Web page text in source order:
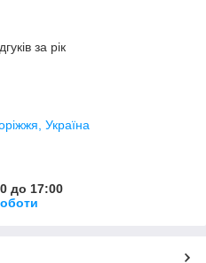
за рік
Україна
до 17:00